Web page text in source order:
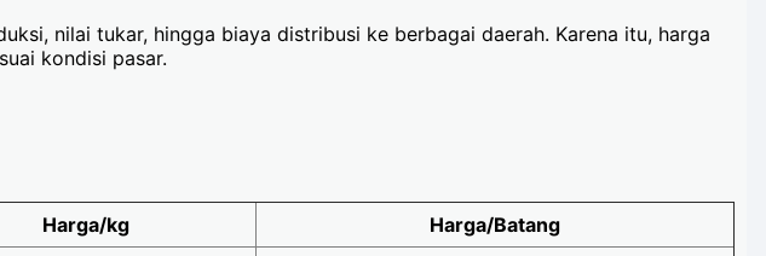
nilai tukar, hingga biaya distribusi ke berbagai daerah. Karena itu, harga
kondisi pasar.
Harga/kg
Harga/Batang